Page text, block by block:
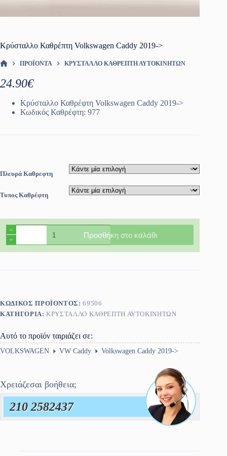
Κρύσταλλο Καθρέπτη Volkswagen Caddy 2019->
ΠΡΟΪΌΝΤΑ ΚΡΎΣΤΑΛΛΟ ΚΑΘΡΈΠΤΗ ΑΥΤΟΚΙΝΗΤΩΝ
24.90€
Κρύσταλλο Καθρέφτη Volkswagen Caddy 2019->
Κωδικός Καθρέφτη: 977
Πλευρά Καθρεφτη
Τυπος Καθρέφτη
Κρύσταλλο
Καθρέπτη
Volkswagen
Caddy
Προσθήκη στο καλάθι
ΚΩΔΙΚΌΣ ΠΡΟΪΌΝΤΟΣ:69506
ΚΑΤΗΓΟΡΊΑ:ΚΡΎΣΤΑΛΛΟ ΚΑΘΡΈΠΤΗ ΑΥΤΟΚΙΝΗΤΩΝ
Αυτό το προϊόν ταιριάζει σε:
VOLKSWAGEN VW Caddy Volkswagen Caddy 2019->
Χρειάζεσαι βοήθεια;
210 2582437